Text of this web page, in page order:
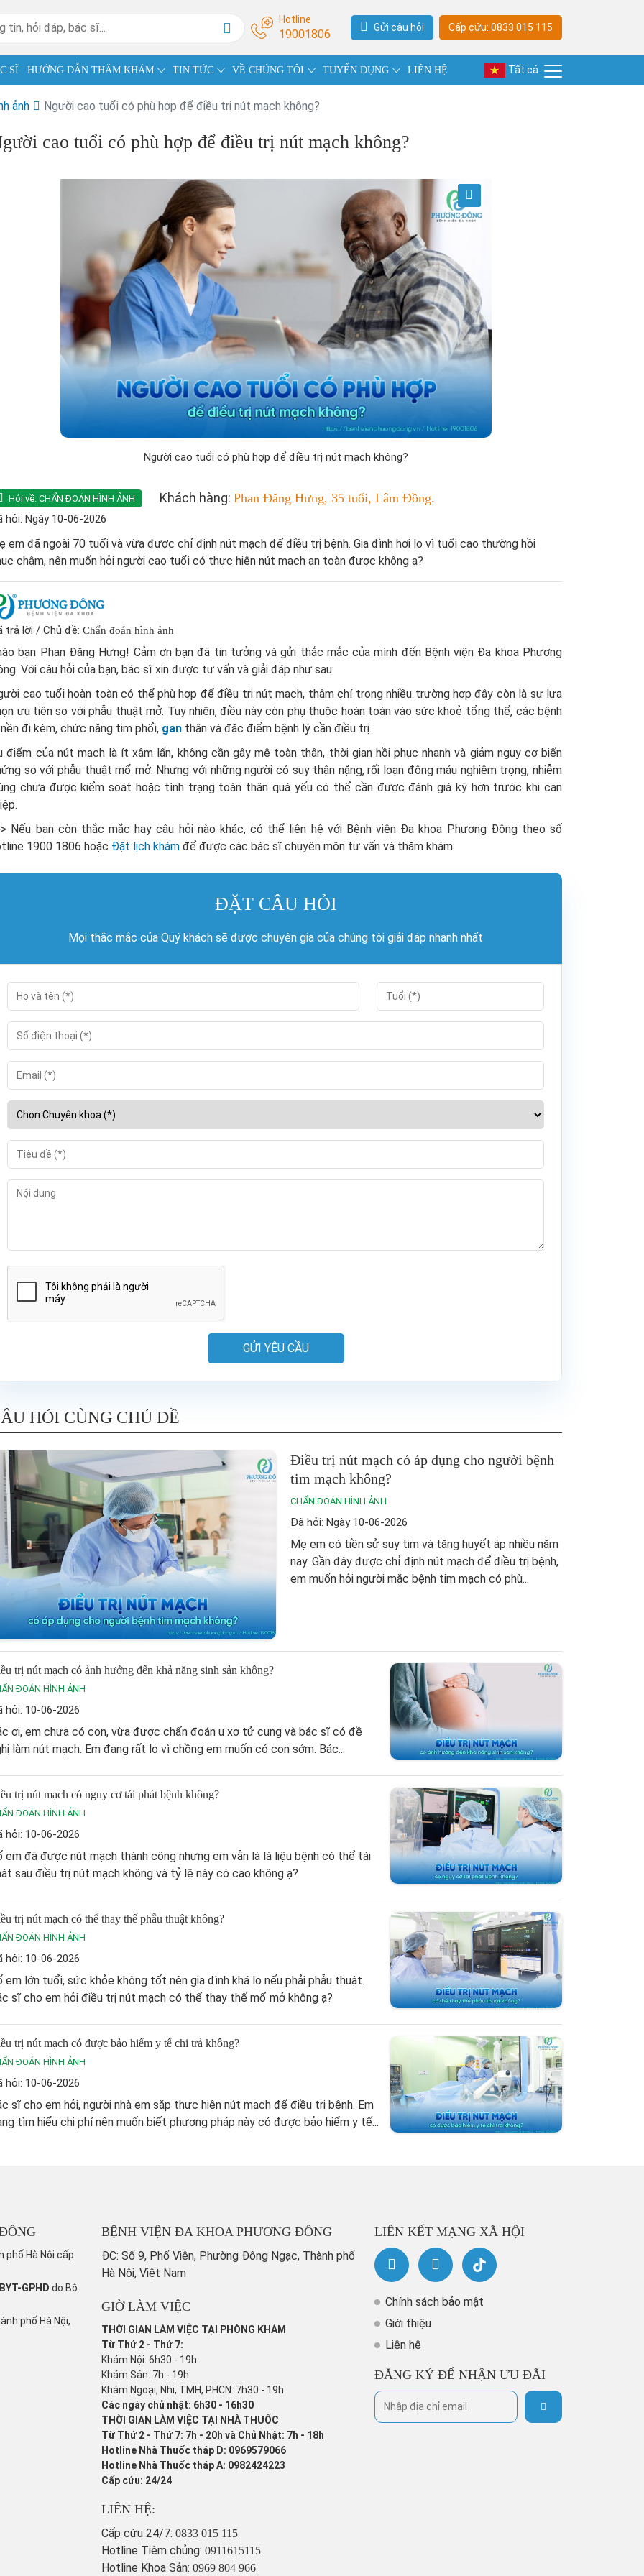
Hotline
19001806 Gửi câu hỏi Cấp cứu: 0833 015 115
SĨ HƯỚNG DẪN THĂM KHÁM TIN TỨC VỀ CHÚNG TÔI TUYỂN DỤNG LIÊN HỆ Tất cả
ảnh Người cao tuổi có phù hợp để điều trị nút mạch không?
cao tuổi có phù hợp để điều trị nút mạch không?
Người cao tuổi có phù hợp để điều trị nút mạch không?
Hỏi về:CHẨN ĐOÁN HÌNH ẢNH Khách hàng: Phan Đăng Hưng, 35 tuổi, Lâm Đồng.
hỏi: Ngày 10-06-2026
em đã ngoài 70 tuổi và vừa được chỉ định nút mạch để điều trị bệnh. Gia đình hơi lo vì tuổi cao thường hồi
chậm, nên muốn hỏi người cao tuổi có thực hiện nút mạch an toàn được không ạ?
trả lời / Chủ đề:Chẩn đoán hình ảnh
bạn Phan Đăng Hưng! Cảm ơn bạn đã tin tưởng và gửi thắc mắc của mình đến Bệnh viện Đa khoa Phương
Với câu hỏi của bạn, bác sĩ xin được tư vấn và giải đáp như sau:
cao tuổi hoàn toàn có thể phù hợp để điều trị nút mạch, thậm chí trong nhiều trường hợp đây còn là sự lựa
ưu tiên so với phẫu thuật mở. Tuy nhiên, điều này còn phụ thuộc hoàn toàn vào sức khoẻ tổng thể, các bệnh
đi kèm, chức năng tim phổi, gan thận và đặc điểm bệnh lý cần điều trị.
điểm của nút mạch là ít xâm lấn, không cần gây mê toàn thân, thời gian hồi phục nhanh và giảm nguy cơ biến
so với phẫu thuật mổ mở. Nhưng với những người có suy thận nặng, rối loạn đông máu nghiêm trọng, nhiễm
chưa được kiểm soát hoặc tình trạng toàn thân quá yếu có thể cần được đánh giá kỹ hơn trước khi can
Nếu bạn còn thắc mắc hay câu hỏi nào khác, có thể liên hệ với Bệnh viện Đa khoa Phương Đông theo số
1900 1806 hoặc Đặt lịch khám để được các bác sĩ chuyên môn tư vấn và thăm khám.
ĐẶT CÂU HỎI
Mọi thắc mắc của Quý khách sẽ được chuyên gia của chúng tôi giải đáp nhanh nhất
GỬI YÊU CẦU
HỎI CÙNG CHỦ ĐỀ
Điều trị nút mạch có áp dụng cho người bệnh
tim mạch không?
CHẨN ĐOÁN HÌNH ẢNH
Đã hỏi: Ngày 10-06-2026
Mẹ em có tiền sử suy tim và tăng huyết áp nhiều năm
nay. Gần đây được chỉ định nút mạch để điều trị bệnh,
em muốn hỏi người mắc bệnh tim mạch có phù...
trị nút mạch có ảnh hưởng đến khả năng sinh sản không?
ĐOÁN HÌNH ẢNH
hỏi: 10-06-2026
ơi, em chưa có con, vừa được chẩn đoán u xơ tử cung và bác sĩ có đề
làm nút mạch. Em đang rất lo vì chồng em muốn có con sớm. Bác...
trị nút mạch có nguy cơ tái phát bệnh không?
ĐOÁN HÌNH ẢNH
hỏi: 10-06-2026
em đã được nút mạch thành công nhưng em vẫn là là liệu bệnh có thể tái
sau điều trị nút mạch không và tỷ lệ này có cao không ạ?
trị nút mạch có thể thay thế phẫu thuật không?
ĐOÁN HÌNH ẢNH
hỏi: 10-06-2026
em lớn tuổi, sức khỏe không tốt nên gia đình khá lo nếu phải phẫu thuật.
sĩ cho em hỏi điều trị nút mạch có thể thay thế mổ mở không ạ?
trị nút mạch có được bảo hiểm y tế chi trả không?
ĐOÁN HÌNH ẢNH
hỏi: 10-06-2026
sĩ cho em hỏi, người nhà em sắp thực hiện nút mạch để điều trị bệnh. Em
tìm hiểu chi phí nên muốn biết phương pháp này có được bảo hiểm y tế...
Hà Nội cấp
GPHD do Bộ
phố Hà Nội,
BỆNH VIỆN ĐA KHOA PHƯƠNG ĐÔNG
ĐC: Số 9, Phố Viên, Phường Đông Ngạc, Thành phố
Hà Nội, Việt Nam
GIỜ LÀM VIỆC
THỜI GIAN LÀM VIỆC TẠI PHÒNG KHÁM
Từ Thứ 2 - Thứ 7:
Khám Nội: 6h30 - 19h
Khám Sản: 7h - 19h
Khám Ngoại, Nhi, TMH, PHCN: 7h30 - 19h
Các ngày chủ nhật: 6h30 - 16h30
THỜI GIAN LÀM VIỆC TẠI NHÀ THUỐC
Từ Thứ 2 - Thứ 7: 7h - 20h và Chủ Nhật: 7h - 18h
Hotline Nhà Thuốc tháp D: 0969579066
Hotline Nhà Thuốc tháp A: 0982424223
Cấp cứu: 24/24
LIÊN HỆ:
Cấp cứu 24/7: 0833 015 115
Hotline Tiêm chủng: 0911615115
Hotline Khoa Sản: 0969 804 966
LIÊN KẾT MẠNG XÃ HỘI
Chính sách bảo mật
Giới thiệu
Liên hệ
ĐĂNG KÝ ĐỂ NHẬN ƯU ĐÃI